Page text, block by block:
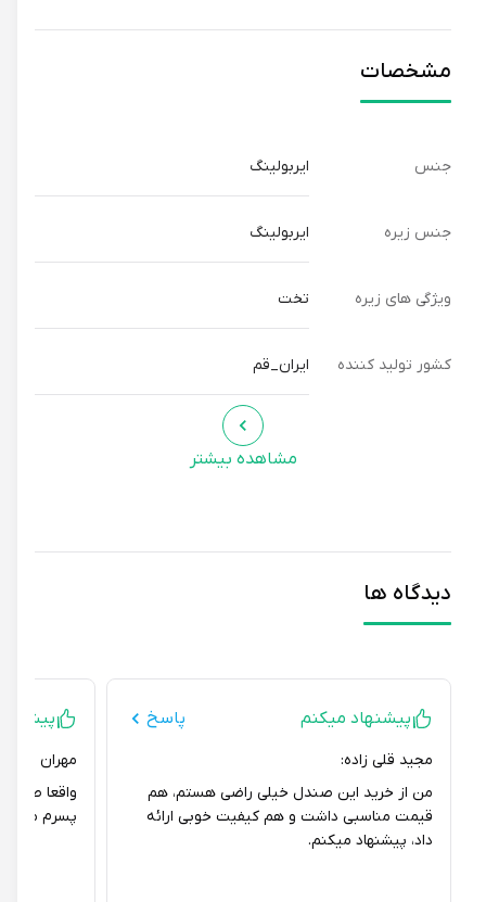
مشخصات
جنس ایربولینگ
جنس زیره ایربولینگ
ویژگی های زیره تخت
کشور تولید کننده ایران_قم
مشاهده بیشتر
دیدگاه ها
پیشنهاد میکنم پاسخ
مجید قلی زاده:
من از خرید این صندل خیلی راضی هستم، هم
قیمت مناسبی داشت و هم کیفیت خوبی ارائه
داد، پیشنهاد میکنم.
پیشنهاد
مهران صباحی
واقعا صندل
پسرم میاد و